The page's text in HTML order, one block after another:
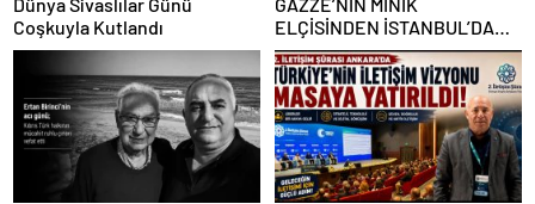
Dünya Sivaslılar Günü
Coşkuyla Kutlandı
GAZZE’NİN MİNİK
ELÇİSİNDEN İSTANBUL’DA
DUYGUSAL MESAJ: “BURASI
BENİM İKİNCİ EVİM”